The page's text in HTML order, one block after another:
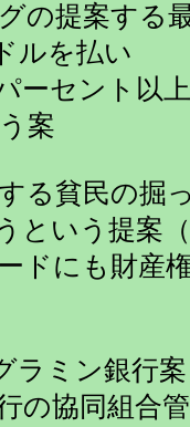
の提案する
ルを払い
ーセント以
案
る貧民の掘
という提案
ドにも財産
ラミン銀行
の協同組合